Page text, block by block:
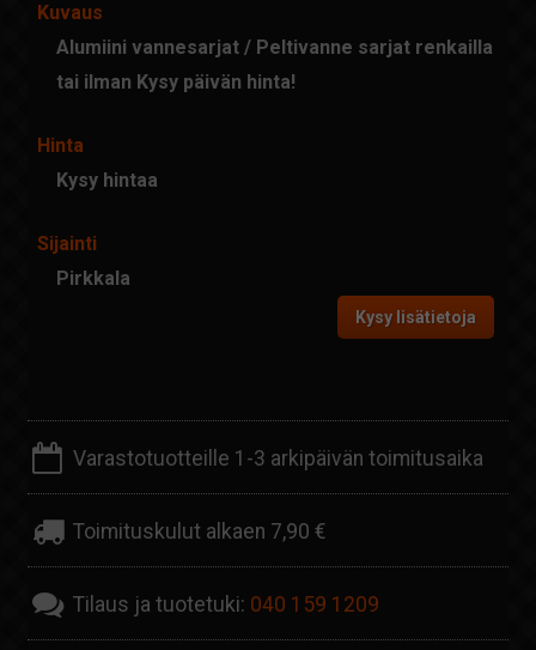
Kuvaus
Alumiini vannesarjat / Peltivanne sarjat renkailla
tai ilman Kysy päivän hinta!
Hinta
Kysy hintaa
Sijainti
Pirkkala
Kysy lisätietoja
Varastotuotteille 1-3 arkipäivän toimitusaika
Toimituskulut alkaen 7,90 €
Tilaus ja tuotetuki: 040 159 1209